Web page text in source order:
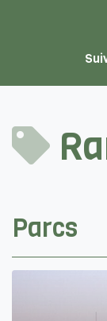
Parcs